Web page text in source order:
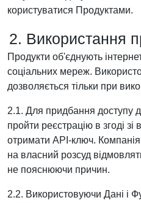
користуватися Продуктами.
2. Використання
Продукти об'єднують
соціальних мереж.
дозволяється тільки при
2.1. Для придбання доступу
пройти реєстрацію в згоді
отримати API-ключ.
на власний розсуд
не пояснюючи причин.
2.2. Використовуючи Дані і